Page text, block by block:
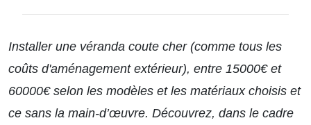
Installer une véranda coute cher (comme tous les
coûts d'aménagement extérieur), entre 15000€ et
60000€ selon les modèles et les matériaux choisis et
ce sans la main-d’œuvre. Découvrez, dans le cadre